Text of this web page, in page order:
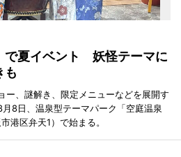
で夏イベント 妖怪テーマに
も
ー、謎解き、限定メニューなどを展開す
8日、温泉型テーマパーク「空庭温泉
港区弁天1）で始まる。